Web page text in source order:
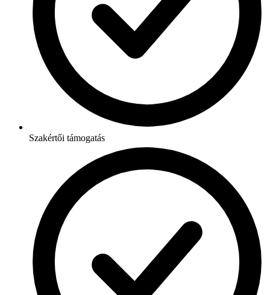
Szakértői támogatás